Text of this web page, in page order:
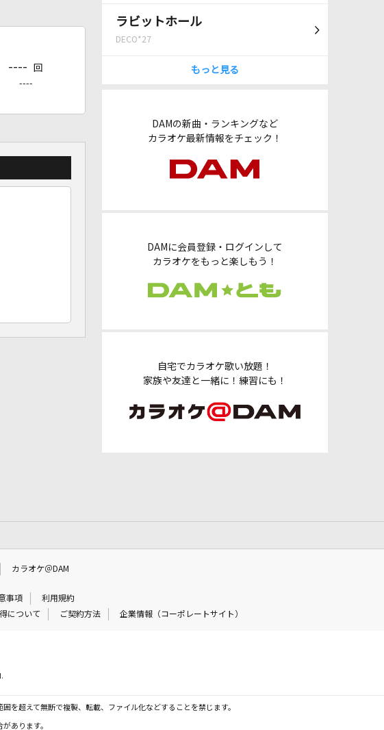
ラビットホール
DECO*27
もっと見る
DAMの新曲・ランキングなど
カラオケ最新情報をチェック！
DAMに会員登録・ログインして
カラオケをもっと楽しもう！
自宅でカラオケ歌い放題！
家族や友達と一緒に！練習にも！
---- 回
----
カラオケ＠DAM
事項
利用規約
について ご契約方法 企業情報（コーポレートサイト）
を超えて無断で複製、転載、ファイル化などすることを禁じます。
あります。